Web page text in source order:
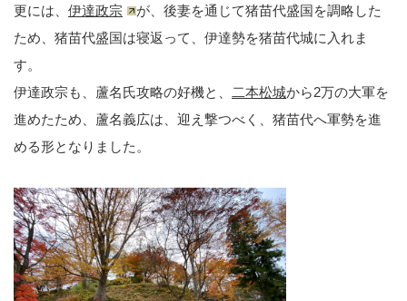
更には、 伊達政宗
が、後妻を通じて猪苗代盛国を調略した
ため、猪苗代盛国は寝返って、伊達勢を猪苗代城に入れま
す。
伊達政宗も、蘆名氏攻略の好機と、
二本松城から2万の大軍を
進めたため、蘆名義広は、迎え撃つべく、猪苗代へ軍勢を進
める形となりました。